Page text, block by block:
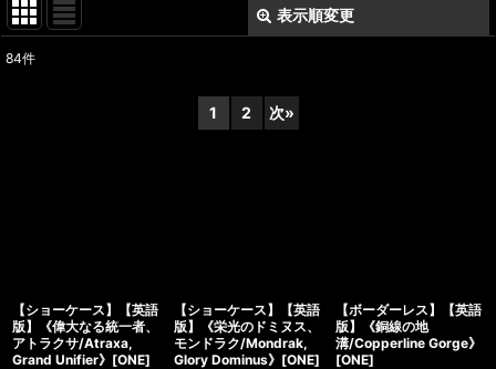
表示順変更
84件
1 2 次»
【ショーケース】【英語
版】《偉大なる統一者、
アトラクサ/Atraxa,
Grand Unifier》[ONE]
【ショーケース】【英語
版】《栄光のドミヌス、
モンドラク/Mondrak,
Glory Dominus》[ONE]
【ボーダーレス】【英語
版】《銅線の地
溝/Copperline Gorge》
[ONE]